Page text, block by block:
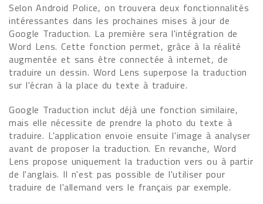
Selon Android Police, on trouvera deux fonctionnalités
intéressantes dans les prochaines mises à jour de
Google Traduction. La première sera l'intégration de
Word Lens. Cette fonction permet, grâce à la réalité
augmentée et sans être connectée à internet, de
traduire un dessin. Word Lens superpose la traduction
sur l'écran à la place du texte à traduire.
Google Traduction inclut déjà une fonction similaire,
mais elle nécessite de prendre la photo du texte à
traduire. L'application envoie ensuite l'image à analyser
avant de proposer la traduction. En revanche, Word
Lens propose uniquement la traduction vers ou à partir
de l'anglais. Il n'est pas possible de l'utiliser pour
traduire de l'allemand vers le français par exemple.